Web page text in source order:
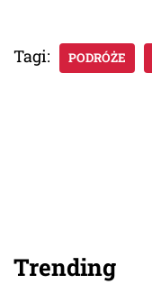
Tagi: PODRÓŻE
Trending